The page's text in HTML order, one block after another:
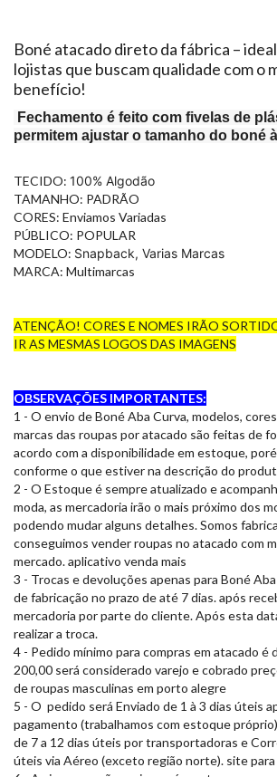
Boné atacado direto da fábrica –
lojistas que buscam qualidade com o
benefício!
Fechamento é feito com fivelas de
permitem ajustar o tamanho do boné
TECIDO: 100% Algodão
TAMANHO: PADRÃO
CORES: Enviamos Variadas
PÚBLICO: POPULAR
MODELO: Snapback, Varias Marcas
MARCA: Multimarcas
ATENÇÃO! CORES E NOMES IRÃO
IR AS MESMAS LOGOS DAS IMAGENS
OBSERVAÇÕES IMPORTANTES:
1 - O envio de Boné Aba Curva, modelos,
marcas das roupas por atacado são feitas de
acordo com a disponibilidade em estoque,
conforme o que estiver na descrição do
2 - O Estoque é sempre atualizado e
moda, as mercadoria irão o mais próximo dos
podendo mudar alguns detalhes. Somos
conseguimos vender roupas no atacado com
mercado. aplicativo venda mais
3 - Trocas e devoluções apenas para Boné
de fabricação no prazo de até 7 dias. após
mercadoria por parte do cliente. Após esta
realizar a troca.
4 - Pedido mínimo para compras em atacado é
200,00 será considerado varejo e cobrado
de roupas masculinas em porto alegre
5 - O pedido será Enviado de 1 à 3 dias úteis
pagamento (trabalhamos com estoque
de 7 a 12 dias úteis por transportadoras e
úteis via Aéreo (exceto região norte). site